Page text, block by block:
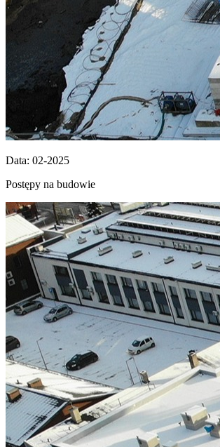
Data: 02-2025
Postępy na budowie